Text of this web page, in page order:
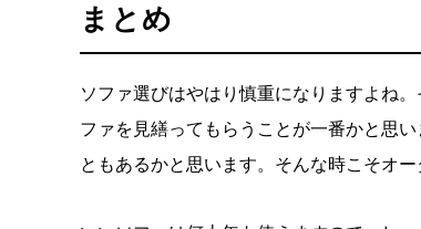
まとめ
ソファ選びはやはり慎重になりますよね
ファを見繕ってもらうことが一番かと思
ともあるかと思います。そんな時こそオ